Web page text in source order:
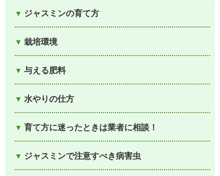
ジャスミンの育て方
栽培環境
与える肥料
水やりの仕方
育て方に迷ったときは業者に相談！
ジャスミンで注意すべき病害虫